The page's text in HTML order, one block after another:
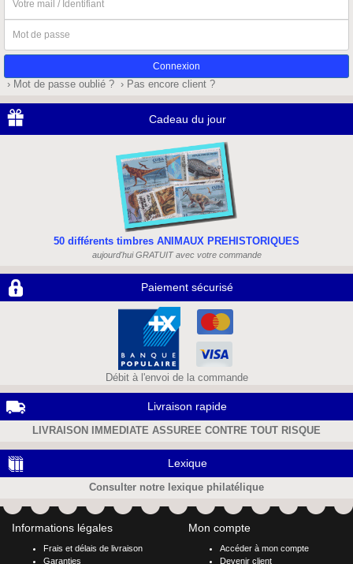
mail
/
Identifiant
de
passe
› Mot de passe oublié ? › Pas encore client ?
Cadeau du jour
50 différents timbres ANIMAUX PREHISTORIQUES
aujourd'hui GRATUIT avec votre commande
Paiement sécurisé
Débit à l'envoi de la commande
Livraison rapide
LIVRAISON IMMEDIATE ASSUREE CONTRE TOUT RISQUE
Lexique
Consulter notre lexique philatélique
Informations légales
Frais et délais de livraison
Garanties
Mon compte
Accéder à mon compte
Devenir client